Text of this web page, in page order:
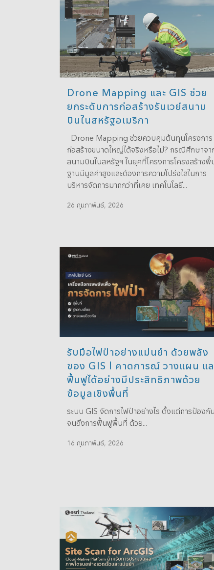
Drone Mapping และ GIS ช่วย
ยกระดับการก่อสร้างรันเวย์สนาม
บินในสหรัฐอเมริกา
Drone Mapping ช่วยควบคุมต้นทุนโครงการ
ก่อสร้างขนาดใหญ่ได้จริงหรือไม่? กรณีศึกษาจา
สนามบินในสหรัฐฯ ในยุคที่โครงการโครงสร้างพื้
ฐานมีมูลค่าสูงและต้องการความโปร่งใสในการ
บริหารจัดการมากกว่าที่เคย เทคโนโลยี...
26 กุมภาพันธ์, 2026
รับมือไฟป่าอย่างแม่นยำ ด้วยพลัง
ของ GIS l คาดการณ์ วางแผน แ
ฟื้นฟูได้อย่างมีประสิทธิภาพด้วย
ข้อมูลเชิงพื้นที่
ระบบ GIS จัดการไฟป่าอย่างไร ตั้งแต่การป้องกัน
จนถึงการฟื้นฟูพื้นที่ ด้วย...
16 กุมภาพันธ์, 2026